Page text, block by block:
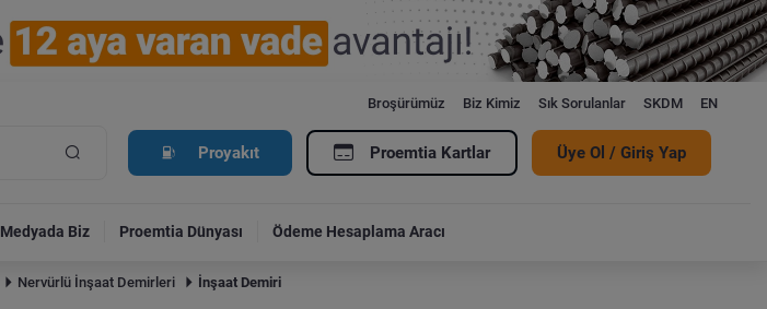
Broşürümüz Biz Kimiz Sık Sorulanlar SKDM EN
Proyakıt Proemtia Kartlar Üye Ol / Giriş Yap
Medyada Biz Proemtia Dünyası Ödeme Hesaplama Aracı
Nervürlü İnşaat Demirleri İnşaat Demiri